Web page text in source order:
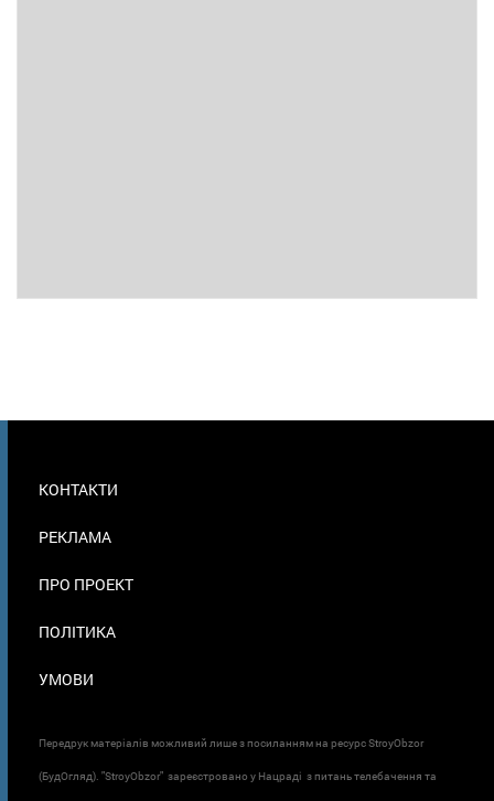
В
КОНТАКТИ
РЕКЛАМА
ПРО ПРОЕКТ
ПОЛІТИКА
УМОВИ
Передрук матеріалів можливий лише з посиланням на ресурс StroyObzor
(БудОгляд). "StroyObzor" зареєстровано у Нацраді з питань телебачення та